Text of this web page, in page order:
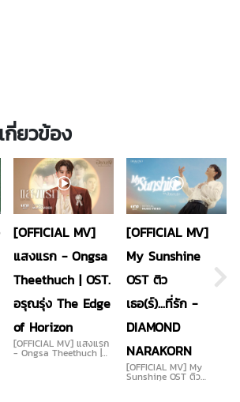
ยวข้อง
[OFFICIAL MV]
แสงแรก - Ongsa
Theethuch | OST.
อรุณรุ่ง The Edge
of Horizon
[OFFICIAL MV] แสงแรก
- Ongsa Theethuch |
OST. อรุณรุ่ง The Edge
[OFFICIAL MV]
My Sunshine
OST ติว
เธอ(ร์)...ที่รัก -
DIAMOND
NARAKORN
[OFFICIAL MV] My
Sunshine OST ติว
เธอ(ร์)...ที่รัก - DIAMOND